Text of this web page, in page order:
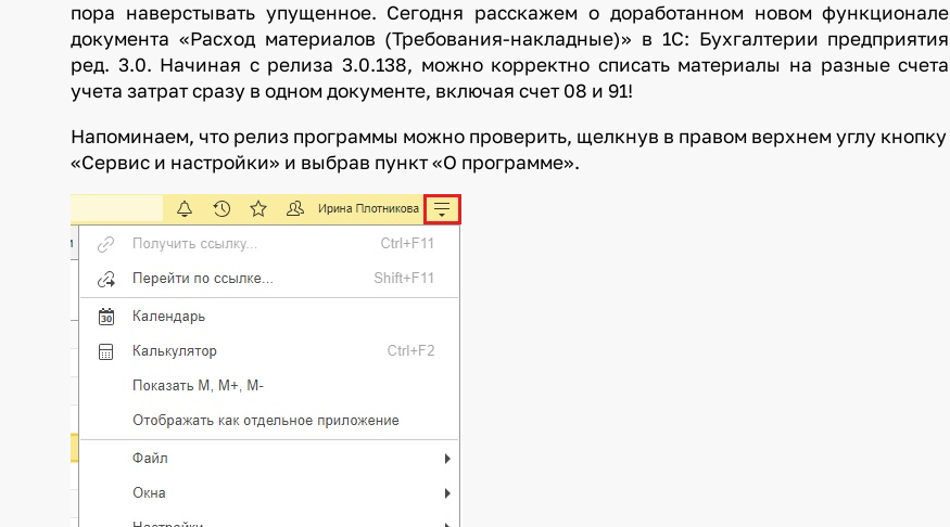
пора наверстывать упущенное. Сегодня расскажем о доработанномновом функционале
документа «Расход материалов (Требования-накладные)» в 1С: Бухгалтерии предприятия
ред. 3.0. Начиная с релиза 3.0.138, можно корректно списать материалы на разные счета
учета затрат сразу в одном документе, включая счет 08 и 91!
Напоминаем, что релиз программы можно проверить, щелкнув в правом верхнем углу кнопку
«Сервис и настройки» и выбрав пункт «О программе».